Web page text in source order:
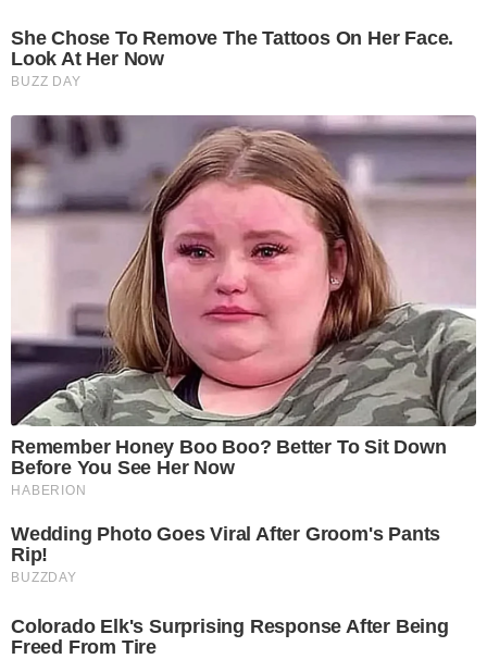
She Chose To Remove The Tattoos On Her Face.
Look At Her Now
BUZZ DAY
Remember Honey Boo Boo? Better To Sit Down
Before You See Her Now
HABERION
Wedding Photo Goes Viral After Groom's Pants
Rip!
BUZZDAY
Colorado Elk's Surprising Response After Being
Freed From Tire